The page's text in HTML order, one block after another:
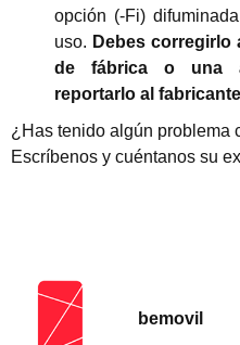
opción (-Fi)
uso. Debes corregirlo
de fábrica o una
reportarlo al
¿Has tenido algún problema
Escríbenos y cuéntanos su
bemovil